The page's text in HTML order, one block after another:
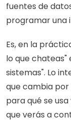
fuentes de
programar una
Es, en la
lo que chateas"
sistemas". Lo
que cambia por
para qué se
que verás a